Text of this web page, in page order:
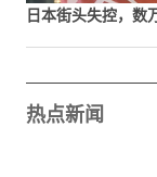
日本街头失控，数
热点新闻